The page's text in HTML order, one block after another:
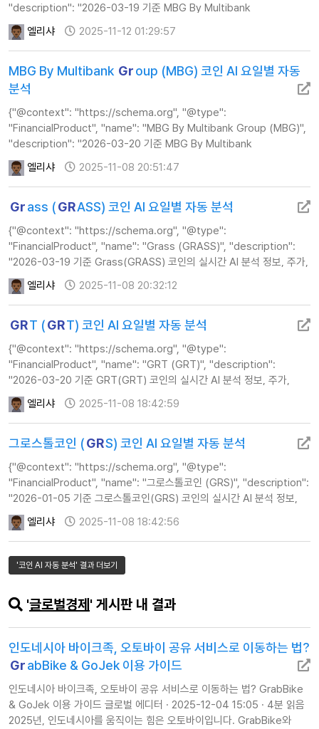
"description": "2026-03-19 기준 MBG By Multibank
Group(BANK) 코인의 실시간 AI 분석 정보, 주가, 기술적 지표 및 투자
전략 가이드를 제공합니다.", "…
엘리샤 2025-11-12 01:29:57
MBG By Multibank Group (MBG) 코인 AI 요일별 자동
분석
{"@context": "https://schema.org", "@type":
"FinancialProduct", "name": "MBG By Multibank Group (MBG)",
"description": "2026-03-20 기준 MBG By Multibank
Group(MBG) 코인의 실시간 AI 분석 정보, 주가, 기술적 지표 및 투자
전략 가이드를 제공합니다.", "u…
엘리샤 2025-11-08 20:51:47
Grass (GRASS) 코인 AI 요일별 자동 분석
{"@context": "https://schema.org", "@type":
"FinancialProduct", "name": "Grass (GRASS)", "description":
"2026-03-19 기준 Grass(GRASS) 코인의 실시간 AI 분석 정보, 주가,
기술적 지표 및 투자 전략 가이드를 제공합니다.", "url":
"https://www.ca…
엘리샤 2025-11-08 20:32:12
GRT (GRT) 코인 AI 요일별 자동 분석
{"@context": "https://schema.org", "@type":
"FinancialProduct", "name": "GRT (GRT)", "description":
"2026-03-20 기준 GRT(GRT) 코인의 실시간 AI 분석 정보, 주가,
기술적 지표 및 투자 전략 가이드를 제공합니다.", "url":
"https://www.calculator…
엘리샤 2025-11-08 18:42:59
그로스톨코인 (GRS) 코인 AI 요일별 자동 분석
{"@context": "https://schema.org", "@type":
"FinancialProduct", "name": "그로스톨코인 (GRS)", "description":
"2026-01-05 기준 그로스톨코인(GRS) 코인의 실시간 AI 분석 정보,
주가, 기술적 지표 및 투자 전략 가이드를 제공합니다.", "url":
"https://www.calc…
엘리샤 2025-11-08 18:42:56
'코인 AI 자동 분석' 결과 더보기
'글로벌경제 ' 게시판 내 결과
인도네시아 바이크족, 오토바이 공유 서비스로 이동하는 법?
GrabBike & GoJek 이용 가이드
인도네시아 바이크족, 오토바이 공유 서비스로 이동하는 법? GrabBike
& GoJek 이용 가이드 글로벌 에디터 · 2025-12-04 15:05 · 4분 읽음
2025년, 인도네시아를 움직이는 힘은 오토바이입니다. GrabBike와